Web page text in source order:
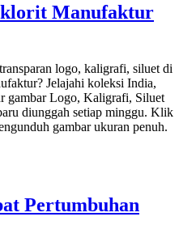
Manufaktur
logo, kaligrafi, siluet di
Jelajahi koleksi India,
gambar Logo, Kaligrafi, Siluet
diunggah setiap minggu. Klik
gambar ukuran penuh.
Pertumbuhan